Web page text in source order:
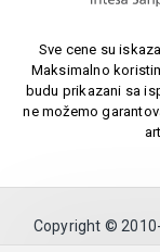
Sve cene su
Maksimalno
budu prikazani sa
ne možemo
Copyright ©